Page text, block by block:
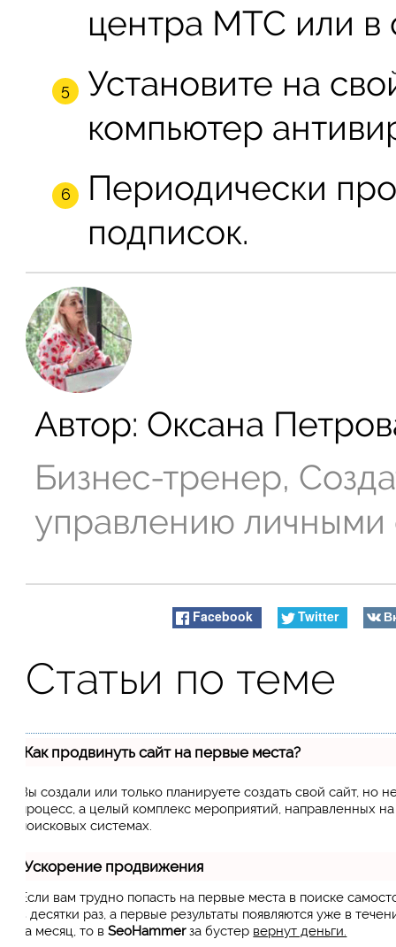
центра МТС или в
Установите на
компьютер
Периодически
подписок.
Автор: Оксана
Бизнес-тренер,
управлению
Facebook Twitter
Статьи по теме
Как продвинуть сайт на первые места?
Вы создали или только планируете создать свой сайт, но
процесс, а целый комплекс мероприятий, направленных
поисковых системах.
Ускорение продвижения
Если вам трудно попасть на первые места в поиске
в десятки раз, а первые результаты появляются уже в
за месяц, то вSeoHammerза бустер вернут деньги.